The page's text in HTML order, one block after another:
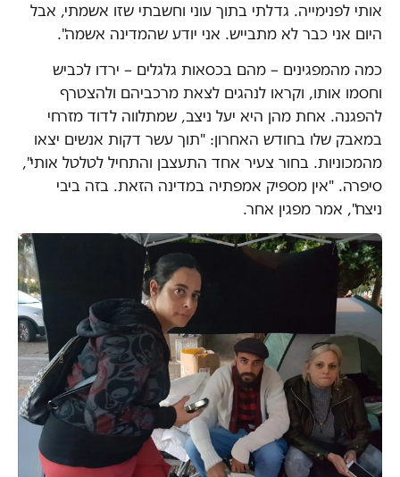
אותי לפנימייה. גדלתי בתוך עוני וחשבתי שזו אשמתי, אבל
היום אני כבר לא מתבייש. אני יודע שהמדינה אשמה".
כמה מהמפגינים – מהם בכסאות גלגלים – ירדו לכביש
וחסמו אותו, וקראו לנהגים לצאת מרכביהם ולהצטרף
להפגנה. אחת מהן היא יעל ניצב, שמתלווה לדוד מזרחי
במאבק שלו בחודש האחרון: "תוך עשר דקות אנשים יצאו
מהמכוניות. בחור צעיר אחד התעצבן והתחיל לטלטל אותי",
סיפרה. "אין מספיק אמפתיה במדינה הזאת. בזה ביבי
ניצח", אמר מפגין אחר.